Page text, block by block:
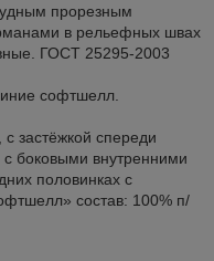
прорезным
в рельефных швах
ГОСТ 25295-2003
софтшелл.
застёжкой спереди
боковыми внутренними
половинках с
состав: 100% п/